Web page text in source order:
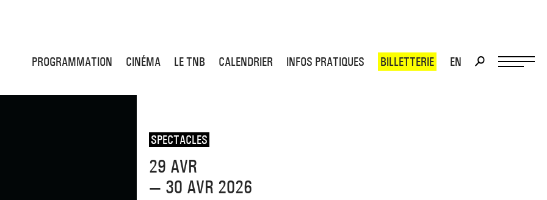
PROGRAMMATION CINÉMA LE TNB CALENDRIER INFOS PRATIQUES BILLETTERIE EN
SPECTACLES
29 AVR
— 30 AVR 2026